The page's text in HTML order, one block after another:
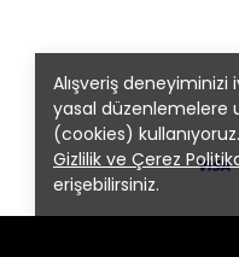
Alışveriş
yasal düzenlemelere
(cookies)
Gizlilik ve Çerez
erişebilirsiniz.